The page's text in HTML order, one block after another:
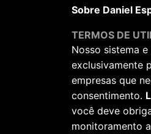
Sobre Daniel
TERMOS DE
Nosso sistema
exclusivamente
empresas que
consentimento.
você deve
monitoramento